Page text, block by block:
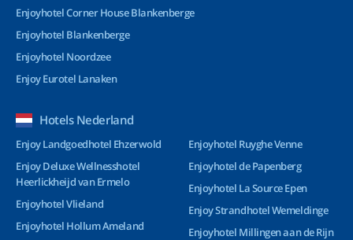
Enjoyhotel Corner House Blankenberge
Enjoyhotel Blankenberge
Enjoyhotel Noordzee
Enjoy Eurotel Lanaken
Hotels Nederland
Enjoy Landgoedhotel Ehzerwold
Enjoy Deluxe Wellnesshotel
Heerlickheijd van Ermelo
Enjoyhotel Vlieland
Enjoyhotel Hollum Ameland
Enjoyhotel Ruyghe Venne
Enjoyhotel de Papenberg
Enjoyhotel La Source Epen
Enjoy Strandhotel Wemeldinge
Enjoyhotel Millingen aan de Rijn